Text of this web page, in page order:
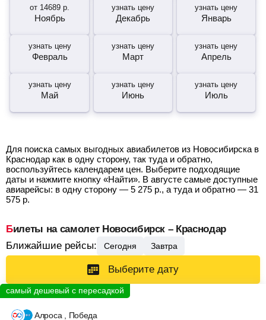
от 14689 р.
Ноябрь
узнать цену
Декабрь
узнать цену
Январь
узнать цену
Февраль
узнать цену
Март
узнать цену
Апрель
узнать цену
Май
узнать цену
Июнь
узнать цену
Июль
Для поиска самых выгодных авиабилетов из Новосибирска в
Краснодар как в одну сторону, так туда и обратно,
воспользуйтесь календарем цен. Выберите подходящие
даты и нажмите кнопку «Найти». В августе самые доступные
авиарейсы: в одну сторону — 5 275 р., а туда и обратно — 31
575 р.
Билеты на самолет Новосибирск – Краснодар
Ближайшие рейсы:
Сегодня Завтра
Выберите дату
Алроса , Победа